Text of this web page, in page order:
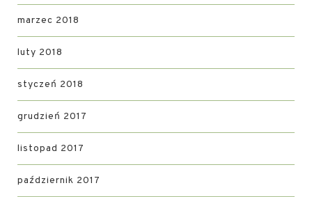
marzec 2018
luty 2018
styczeń 2018
grudzień 2017
listopad 2017
październik 2017